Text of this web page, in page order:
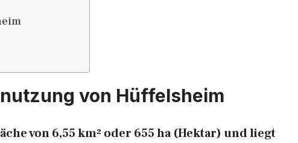
von Hüffelsheim
von 6,55 km² oder 655 ha (Hektar) und liegt